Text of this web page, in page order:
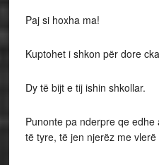
Paj si hoxha ma!
Kuptohet i shkon për dore
Dy të bijt e tij ishin shkollar.
Punonte pa nderpre qe
të tyre, të jen njerëz me vlerë